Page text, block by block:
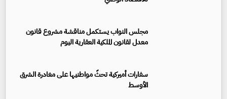
مجلس النواب يستكمل مناقشة مشروع قانون
معدل لقانون الملكية العقارية اليوم
سفارات أميركية تحثّ مواطنيها على مغادرة الشرق
الأوسط